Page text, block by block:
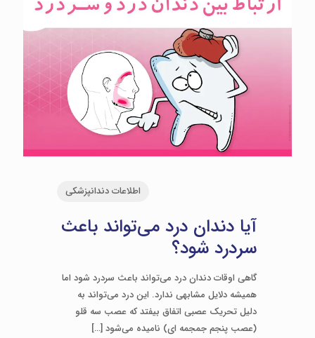
اطلاعات دندانپزشکی
آیا دندان درد می‌تواند باعث
سردرد شود؟
گاهی اوقات دندان درد می‌تواند باعث سردرد شود اما
همیشه دلایل مشابهی ندارد. این درد می‌تواند به
دلیل تحریک عصبی اتفاق بیفتد که عصب سه قلو
(عصب پنجم جمجمه ای) نامیده می‌شود[…]